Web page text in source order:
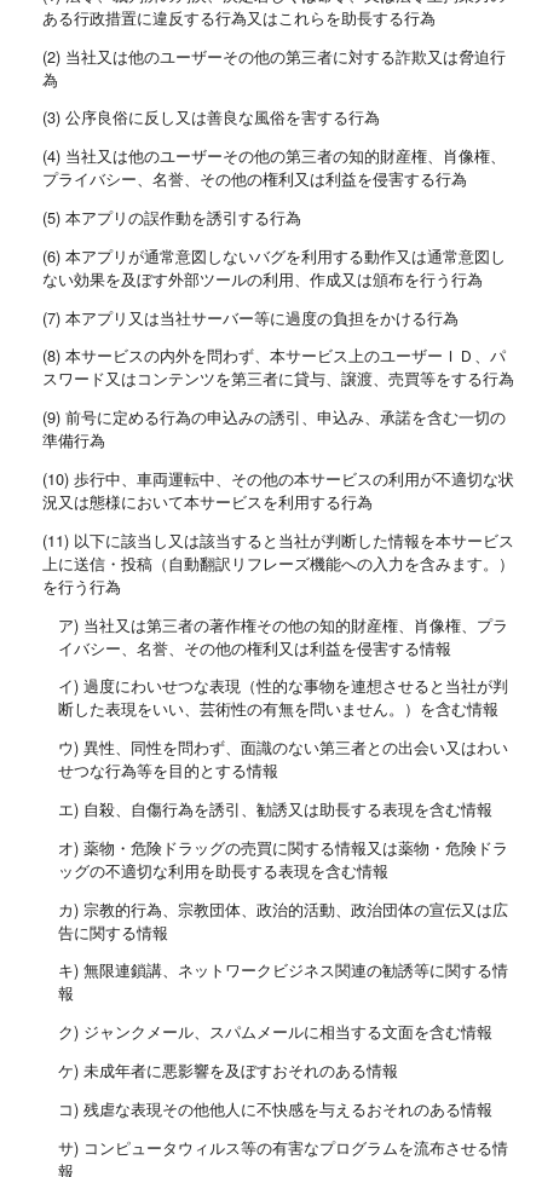
ある行政措置に違反する行為又はこれらを助長する行為
(2) 当社又は他のユーザーその他の第三者に対する詐欺又は脅迫行
為
(3) 公序良俗に反し又は善良な風俗を害する行為
(4) 当社又は他のユーザーその他の第三者の知的財産権、肖像権、
プライバシー、名誉、その他の権利又は利益を侵害する行為
(5) 本アプリの誤作動を誘引する行為
(6) 本アプリが通常意図しないバグを利用する動作又は通常意図し
ない効果を及ぼす外部ツールの利用、作成又は頒布を行う行為
(7) 本アプリ又は当社サーバー等に過度の負担をかける行為
(8) 本サービスの内外を問わず、本サービス上のユーザーＩＤ、パ
スワード又はコンテンツを第三者に貸与、譲渡、売買等をする行為
(9) 前号に定める行為の申込みの誘引、申込み、承諾を含む一切の
準備行為
(10) 歩行中、車両運転中、その他の本サービスの利用が不適切な状
況又は態様において本サービスを利用する行為
(11) 以下に該当し又は該当すると当社が判断した情報を本サービス
上に送信・投稿（自動翻訳リフレーズ機能への入力を含みます。）
を行う行為
ア) 当社又は第三者の著作権その他の知的財産権、肖像権、プラ
イバシー、名誉、その他の権利又は利益を侵害する情報
イ) 過度にわいせつな表現（性的な事物を連想させると当社が判
断した表現をいい、芸術性の有無を問いません。）を含む情報
ウ) 異性、同性を問わず、面識のない第三者との出会い又はわい
せつな行為等を目的とする情報
エ) 自殺、自傷行為を誘引、勧誘又は助長する表現を含む情報
オ) 薬物・危険ドラッグの売買に関する情報又は薬物・危険ドラ
ッグの不適切な利用を助長する表現を含む情報
カ) 宗教的行為、宗教団体、政治的活動、政治団体の宣伝又は広
告に関する情報
キ) 無限連鎖講、ネットワークビジネス関連の勧誘等に関する情
報
ク) ジャンクメール、スパムメールに相当する文面を含む情報
ケ) 未成年者に悪影響を及ぼすおそれのある情報
コ) 残虐な表現その他他人に不快感を与えるおそれのある情報
サ) コンピュータウィルス等の有害なプログラムを流布させる情
報